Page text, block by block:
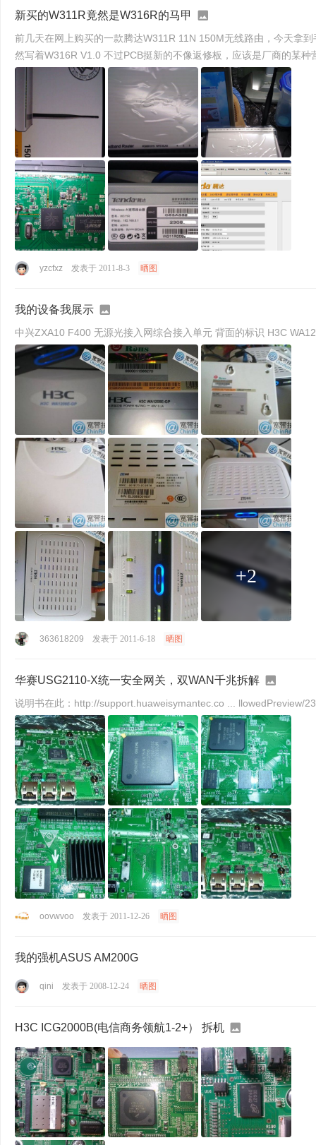
新买的W311R竟然是W316R的马甲
前几天在网上购买的一款腾达W311R 11N 150M无线路由，今天拿
yzcfxz 发表于 2011-8-3 晒图
我的设备我展示
+2
363618209 发表于 2011-6-18 晒图
华赛USG2110-X统一安全网关，双WAN千兆拆解
说明书在此：http://support.huaweisymantec.co ... llowedPreview/
oovwvoo 发表于 2011-12-26 晒图
我的强机ASUS AM200G
qini 发表于 2008-12-24 晒图
H3C ICG2000B(电信商务领航1-2+） 拆机